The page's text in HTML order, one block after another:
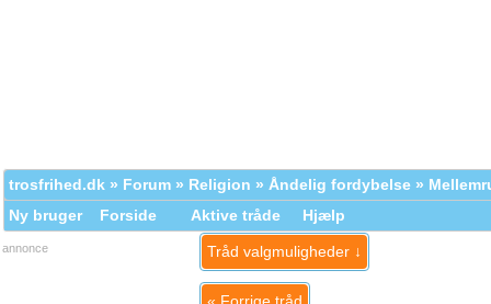
trosfrihed.dk » Forum » Religion » Åndelig fordybelse »
Ny bruger
Forside Aktive tråde Hjælp
annonce Tråd valgmuligheder ↓